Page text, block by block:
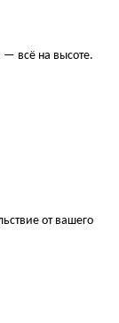
— всё на высоте.
от вашего